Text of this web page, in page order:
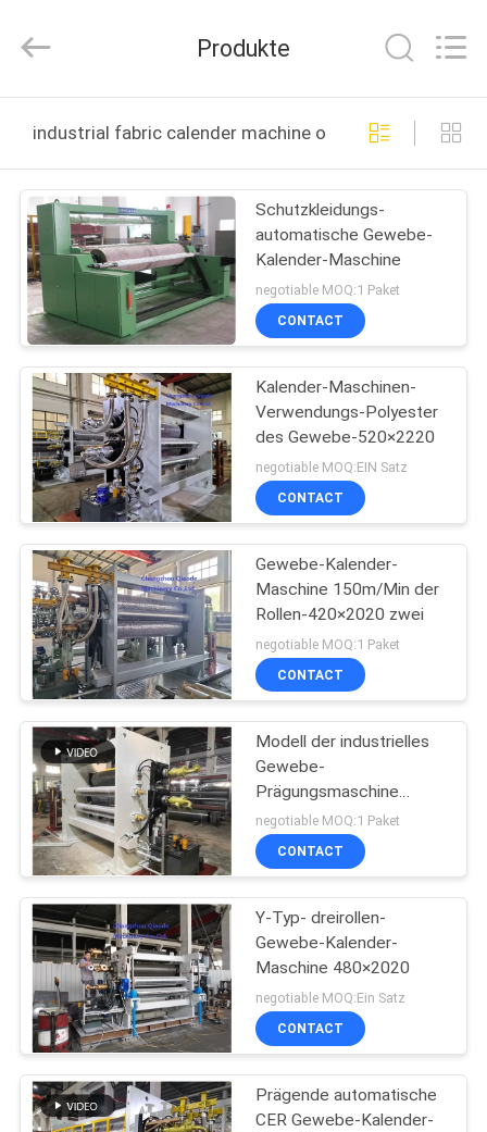
PRODUKTE
ÜBER
UNS
FABRIK-
AUSFLUG
QUALITÄTSKONTROLLE
TRETEN
SIE
MIT
UNS
VERBINDUNG
FORDERN
SIE
EIN
ZITAT
SITEMAP
PRIVACY
POLICY
Reserved.
Produkte
industrial fabric calender machine online manufacture
Schutzkleidungs-
automatische Gewebe-
Kalender-Maschine
negotiable MOQ:1 Paket
CONTACT
Kalender-Maschinen-
Verwendungs-Polyester
des Gewebe-520×2220
negotiable MOQ:EIN Satz
CONTACT
Gewebe-Kalender-
Maschine 150m/Min der
Rollen-420×2020 zwei
negotiable MOQ:1 Paket
CONTACT
Modell der industrielles
Gewebe-
Prägungsmaschine
Φ480×2020
negotiable MOQ:1 Paket
CONTACT
Y-Typ- dreirollen-
Gewebe-Kalender-
Maschine 480×2020
negotiable MOQ:Ein Satz
CONTACT
Prägende automatische
CER Gewebe-Kalender-